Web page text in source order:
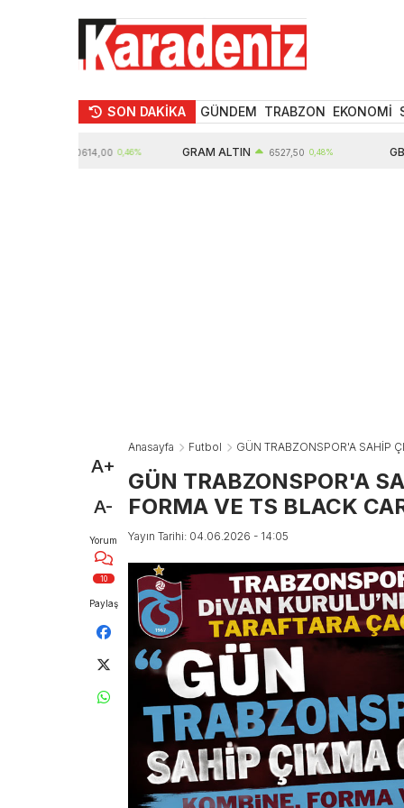
SON DAKİKA GÜNDEM TRABZON EKONOMİ
10614,00 0,46% GRAM ALTIN 6527,50 0,48%
A+
A-
Yorum
10
Paylaş
Anasayfa Futbol GÜN TRABZONSPOR'A SAHİP
GÜN TRABZONSPOR'A
FORMA VE TS BLACK
Yayın Tarihi: 04.06.2026 - 14:05